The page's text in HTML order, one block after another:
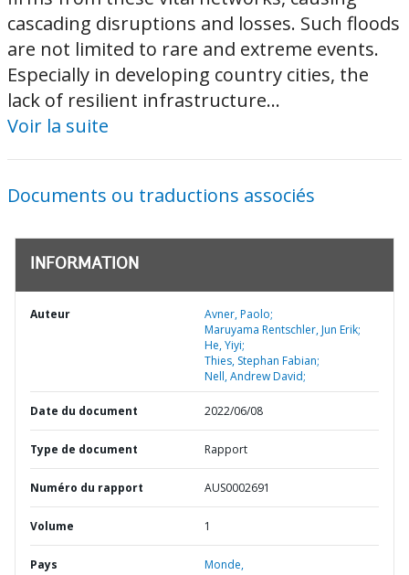
cascading disruptions and losses. Such floods
are not limited to rare and extreme events.
Especially in developing country cities, the
lack of resilient infrastructure...
Voir la suite
Documents ou traductions associés
INFORMATION
Auteur
Avner, Paolo;
Maruyama Rentschler, Jun Erik;
He, Yiyi;
Thies, Stephan Fabian;
Nell, Andrew David;
Date du document 2022/06/08
Type de document Rapport
Numéro du rapport AUS0002691
Volume 1
Pays Monde,